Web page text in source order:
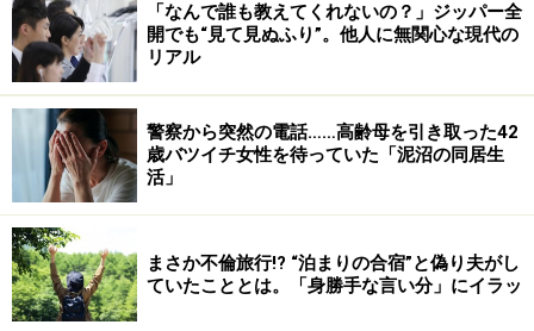
「なんで誰も教えてくれないの？」ジッパー全
開でも“見て見ぬふり”。他人に無関心な現代の
リアル
警察から突然の電話……高齢母を引き取った42
歳バツイチ女性を待っていた「泥沼の同居生
活」
まさか不倫旅行!? “泊まりの合宿”と偽り夫がし
ていたこととは。「身勝手な言い分」にイラッ